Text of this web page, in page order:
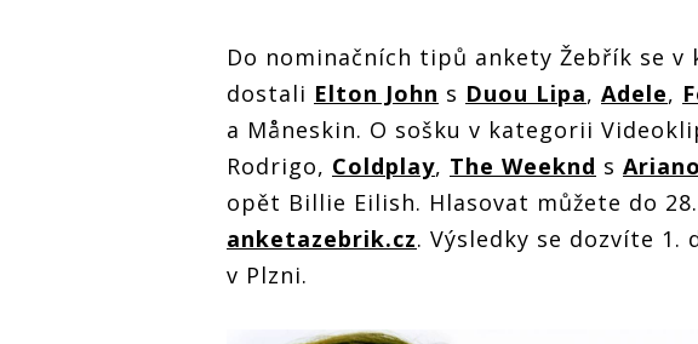
Do nominačních tipů ankety Žebřík se v
dostali Elton John s Duou Lipa, Adele,
a Måneskin. O sošku v kategorii
Rodrigo, Coldplay, The Weeknd s
opět Billie Eilish. Hlasovat můžete do
anketazebrik.cz. Výsledky se dozvíte 1.
v Plzni.